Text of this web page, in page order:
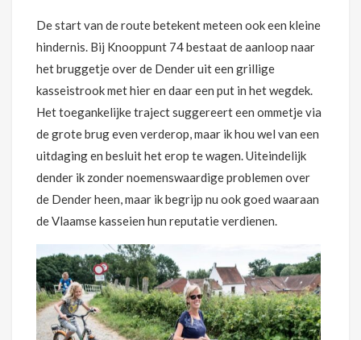
De start van de route betekent meteen ook een kleine
hindernis. Bij Knooppunt 74 bestaat de aanloop naar
het bruggetje over de Dender uit een grillige
kasseistrook met hier en daar een put in het wegdek.
Het toegankelijke traject suggereert een ommetje via
de grote brug even verderop, maar ik hou wel van een
uitdaging en besluit het erop te wagen. Uiteindelijk
dender ik zonder noemenswaardige problemen over
de Dender heen, maar ik begrijp nu ook goed waaraan
de Vlaamse kasseien hun reputatie verdienen.